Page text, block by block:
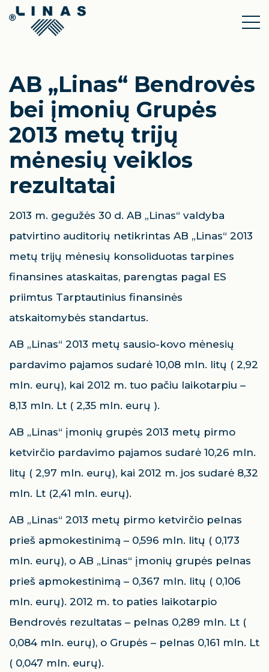
AB „Linas“ Bendrovės
bei įmonių Grupės
2013 metų trijų
mėnesių veiklos
rezultatai
2013 m. gegužės 30 d. AB „Linas“ valdyba
patvirtino auditorių netikrintas AB „Linas“ 2013
metų trijų mėnesių konsoliduotas tarpines
finansines ataskaitas, parengtas pagal ES
priimtus Tarptautinius finansinės
atskaitomybės standartus.
AB „Linas“ 2013 metų sausio-kovo mėnesių
pardavimo pajamos sudarė 10,08 mln. litų ( 2,92
mln. eurų), kai 2012 m. tuo pačiu laikotarpiu –
8,13 mln. Lt ( 2,35 mln. eurų ).
AB „Linas“ įmonių grupės 2013 metų pirmo
ketvirčio pardavimo pajamos sudarė 10,26 mln.
litų ( 2,97 mln. eurų), kai 2012 m. jos sudarė 8,32
mln. Lt (2,41 mln. eurų).
AB „Linas“ 2013 metų pirmo ketvirčio pelnas
prieš apmokestinimą – 0,596 mln. litų ( 0,173
mln. eurų), o AB „Linas“ įmonių grupės pelnas
prieš apmokestinimą – 0,367 mln. litų ( 0,106
mln. eurų). 2012 m. to paties laikotarpio
Bendrovės rezultatas – pelnas 0,289 mln. Lt (
0,084 mln. eurų), o Grupės – pelnas 0,161 mln. Lt
( 0,047 mln. eurų).